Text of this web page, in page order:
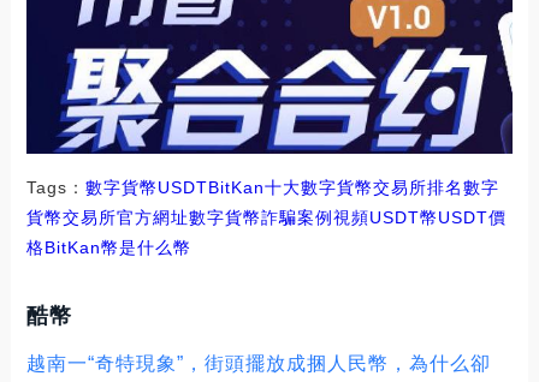
Tags： 數字貨幣USDTBitKan十大數字貨幣交易所排名數字
貨幣交易所官方網址數字貨幣詐騙案例視頻USDT幣USDT價
格BitKan幣是什么幣
酷幣
越南一“奇特現象”，街頭擺放成捆人民幣，為什么卻